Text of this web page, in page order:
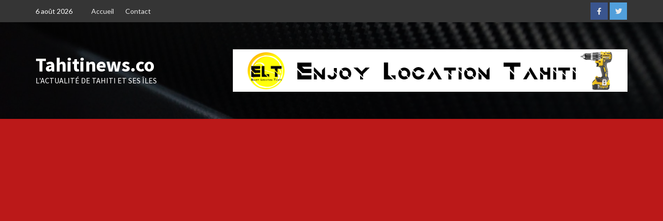
6 août 2026 Accueil Contact
FacebookTwitter
Tahitinews.co
L'ACTUALITÉ DE TAHITI ET SES ÎLES